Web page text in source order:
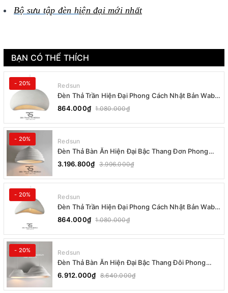
Bộ sưu tập đèn hiện đại mới nhất
BẠN CÓ THỂ THÍCH
- 20% Redsun
Đèn Thả Trần Hiện Đại Phong Cách Nhật Bản Wabi-
sabi CDT-T036 Dáng B
864.000₫ 1.080.000₫
- 20% Redsun
Đèn Thả Bàn Ăn Hiện Đại Bậc Thang Đơn Phong
Cách Nhật Bản Wabi-sabi DC-T078B
3.196.800₫ 3.996.000₫
- 20% Redsun
Đèn Thả Trần Hiện Đại Phong Cách Nhật Bản Wabi-
sabi CDT-T036 Dáng A
864.000₫ 1.080.000₫
- 20% Redsun
Đèn Thả Bàn Ăn Hiện Đại Bậc Thang Đôi Phong
Cách Nhật Bản Wabi-sabi DC-T078A
6.912.000₫ 8.640.000₫